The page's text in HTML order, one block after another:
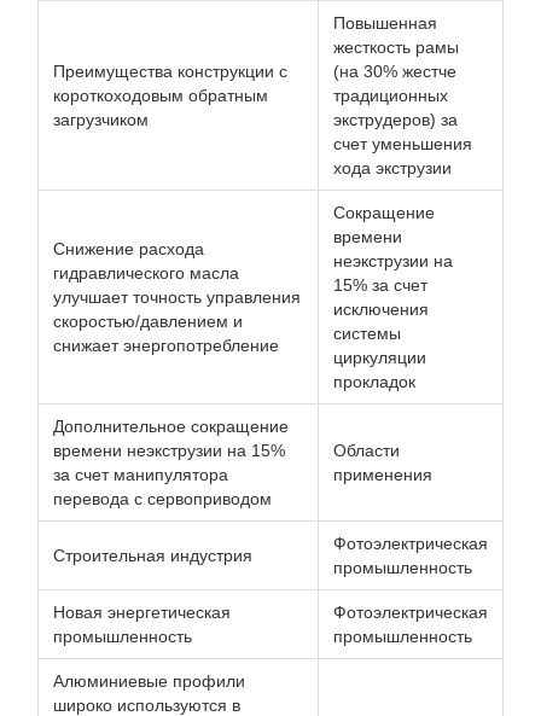
Преимущества конструкции с
короткоходовым обратным
загрузчиком
Повышенная
жесткость рамы
(на 30% жестче
традиционных
экструдеров) за
счет уменьшения
хода экструзии
Снижение расхода
гидравлического масла
улучшает точность управления
скоростью/давлением и
снижает энергопотребление
Сокращение
времени
неэкструзии на
15% за счет
исключения
системы
циркуляции
прокладок
Дополнительное сокращение
времени неэкструзии на 15%
за счет манипулятора
перевода с сервоприводом
Области
применения
Строительная индустрия
Фотоэлектрическая
промышленность
Новая энергетическая
промышленность
Фотоэлектрическая
промышленность
Алюминиевые профили
широко используются в